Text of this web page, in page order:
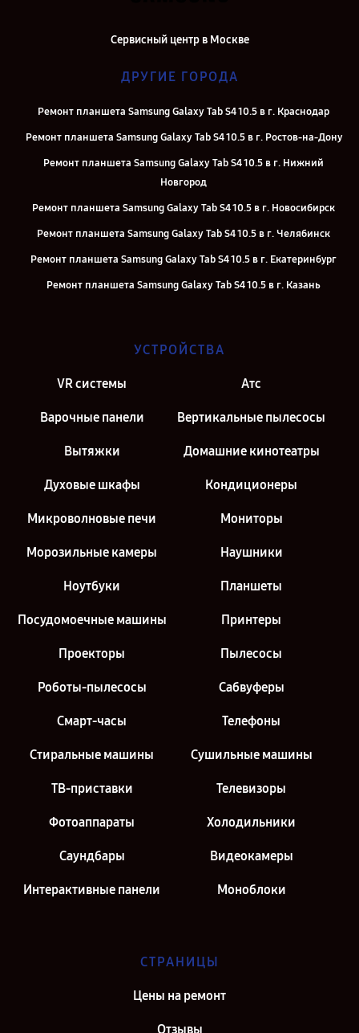
Сервисный центр в Москве
ДРУГИЕ ГОРОДА
Ремонт планшета Samsung Galaxy Tab S4 10.5 в г. Краснодар
Ремонт планшета Samsung Galaxy Tab S4 10.5 в г. Ростов-на-Дону
Ремонт планшета Samsung Galaxy Tab S4 10.5 в г. Нижний
Новгород
Ремонт планшета Samsung Galaxy Tab S4 10.5 в г. Новосибирск
Ремонт планшета Samsung Galaxy Tab S4 10.5 в г. Челябинск
Ремонт планшета Samsung Galaxy Tab S4 10.5 в г. Екатеринбург
Ремонт планшета Samsung Galaxy Tab S4 10.5 в г. Казань
УСТРОЙСТВА
VR системы Атс
Варочные панели Вертикальные пылесосы
Вытяжки Домашние кинотеатры
Духовые шкафы Кондиционеры
Микроволновые печи Мониторы
Морозильные камеры Наушники
Ноутбуки Планшеты
Посудомоечные машины Принтеры
Проекторы Пылесосы
Роботы-пылесосы Сабвуферы
Смарт-часы Телефоны
Стиральные машины Сушильные машины
ТВ-приставки Телевизоры
Фотоаппараты Холодильники
Саундбары Видеокамеры
Интерактивные панели Моноблоки
СТРАНИЦЫ
Цены на ремонт
Отзывы